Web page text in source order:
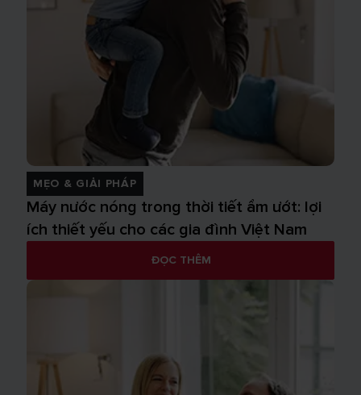
MẸO & GIẢI PHÁP
Máy nước nóng trong thời tiết ẩm ướt: lợi
ích thiết yếu cho các gia đình Việt Nam
ĐỌC THÊM